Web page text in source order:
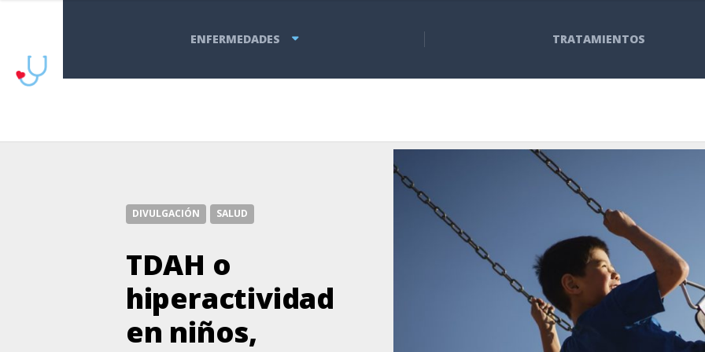
ENFERMEDADES TRATAMIENTOS
DIVULGACIÓN SALUD
TDAH o
hiperactividad
en niños,